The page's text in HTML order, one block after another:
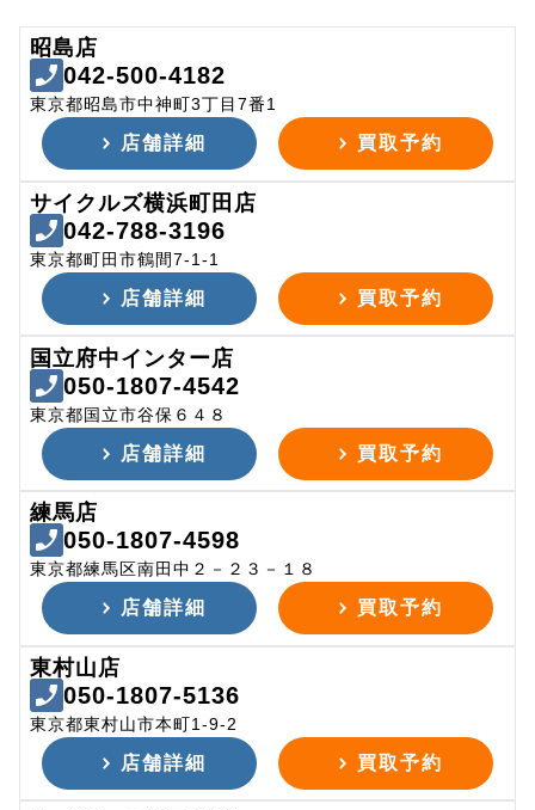
昭島店
042-500-4182
東京都昭島市中神町3丁目7番1
店舗詳細 買取予約
サイクルズ横浜町田店
042-788-3196
東京都町田市鶴間7-1-1
店舗詳細 買取予約
国立府中インター店
050-1807-4542
東京都国立市谷保６４８
店舗詳細 買取予約
練馬店
050-1807-4598
東京都練馬区南田中２－２３－１８
店舗詳細 買取予約
東村山店
050-1807-5136
東京都東村山市本町1-9-2
店舗詳細 買取予約